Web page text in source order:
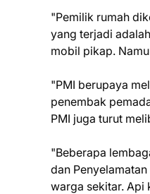
"Pemilik rumah
yang terjadi
mobil pikap.
"PMI berupaya
penembak
PMI juga turut
"Beberapa
dan Penyelamatan
warga sekitar. Api